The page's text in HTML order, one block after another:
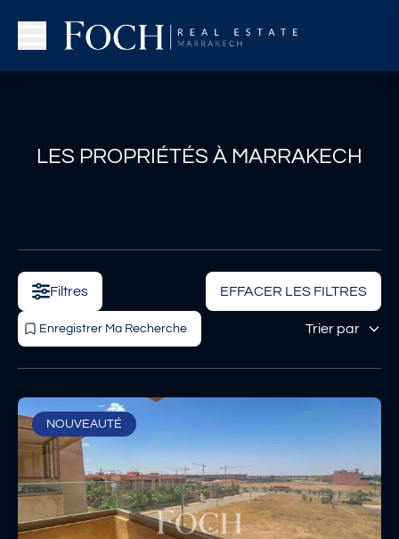
LES PROPRIÉTÉS À MARRAKECH
Filtres EFFACER LES FILTRES
Enregistrer Ma Recherche Trier par
NOUVEAUTÉ